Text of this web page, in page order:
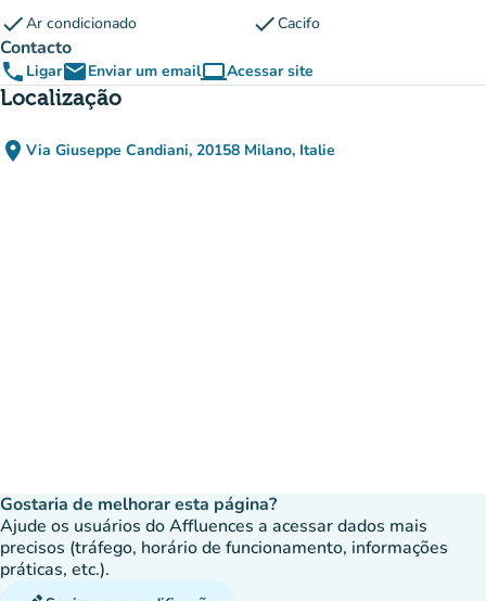
checkAr condicionado checkCacifo
Contacto
phone LigaremailEnviar um emailcomputerAcessar site
(novo separador)
Localização
place Via Giuseppe Candiani, 20158 Milano, Italie
(abrir no Google Maps)
(novo separador)
Gostaria de melhorar esta página?
Ajude os usuários do Affluences a acessar dados mais
precisos (tráfego, horário de funcionamento, informações
práticas, etc.).